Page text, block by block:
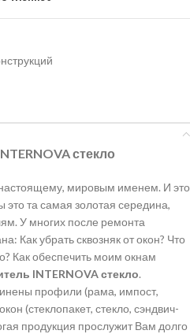
стекло
мировым именем. И это
это та самая золотая середина,
У многих после ремонта
Как убрать сквозняк от окон? Что
Как обеспечить моим окнам
INTERNOVA стекло.
профили (рама, импост,
(стеклопакет, стекло, сэндвич-
продукция прослужит Вам долго